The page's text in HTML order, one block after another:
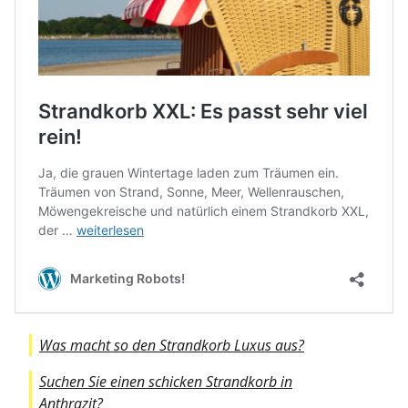
Was macht so den Strandkorb Luxus aus?
Suchen Sie einen schicken Strandkorb in
Anthrazit?